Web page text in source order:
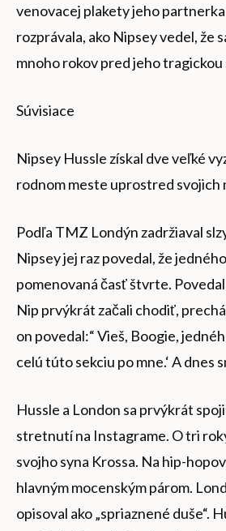
venovacej plakety jeho
rozprávala, ako Nipsey vedel, že
mnoho rokov pred jeho
Súvisiace
Nipsey Hussle získal dve veľké
rodnom meste uprostred svojich
Podľa TMZ Londýn zadržiaval
Nipsey jej raz povedal, že
pomenovaná časť štvrte.
Nip prvýkrát začali chodiť,
on povedal:“ Vieš, Boogie,
celú túto sekciu po mne.‘ A dnes
Hussle a London sa prvýkrát
stretnutí na Instagrame. O tri
svojho syna Krossa. Na hip-
hlavným mocenským párom.
opisoval ako „spriaznené duše“.